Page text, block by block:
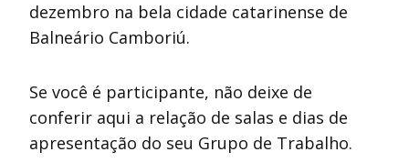
dezembro na bela cidade catarinense de
Balneário Camboriú.
Se você é participante, não deixe de
conferir aqui a relação de salas e dias de
apresentação do seu Grupo de Trabalho.